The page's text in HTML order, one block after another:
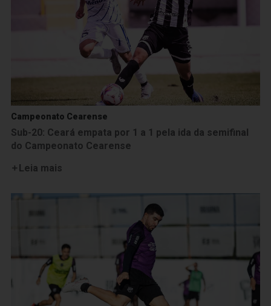
Campeonato Cearense
Sub-20: Ceará empata por 1 a 1 pela ida da semifinal
do Campeonato Cearense
Leia mais